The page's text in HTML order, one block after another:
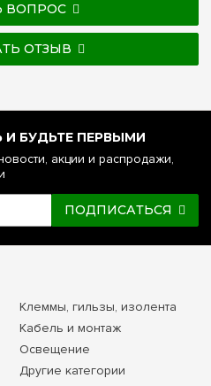
ВОПРОС
ОТЗЫВ
БУДЬТЕ ПЕРВЫМИ
акции и распродажи,
ПОДПИСАТЬСЯ
Клеммы, гильзы, изолента
Кабель и монтаж
Освещение
Другие категории